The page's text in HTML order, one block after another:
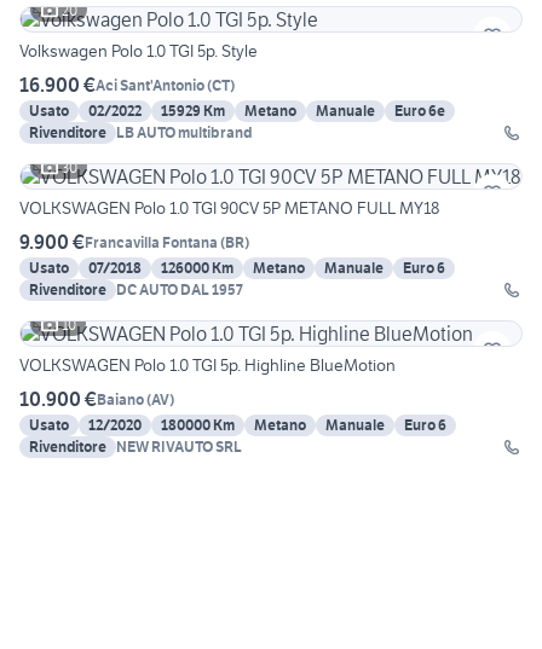
20
Volkswagen Polo 1.0 TGI 5p. Style
16.900 €Aci Sant'Antonio(CT)
Usato
02/2022 15929 Km Metano Manuale
Euro 6e
Rivenditore LB AUTO multibrand
30
VOLKSWAGEN Polo 1.0 TGI 90CV 5P METANO FULL MY18
9.900 €Francavilla Fontana (BR)
Usato
07/2018 126000 Km Metano Manuale
Euro 6
Rivenditore DC AUTO DAL 1957
10
VOLKSWAGEN Polo 1.0 TGI 5p. Highline BlueMotion
10.900 €Baiano(AV)
Usato
12/2020 180000 Km Metano Manuale
Euro 6
Rivenditore NEW RIVAUTO SRL